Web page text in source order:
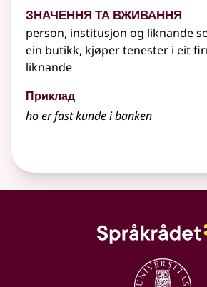
Значення та вживання
person, institusjon og liknande
ein butikk, kjøper tenester i eit
liknande
Приклад
ho er fast kunde i banken